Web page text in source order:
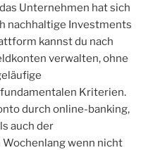
Unternehmen hat sich
nachhaltige Investments
kannst du nach
verwalten, ohne
Kriterien.
durch online-banking,
auch der
Wochenlang wenn nicht